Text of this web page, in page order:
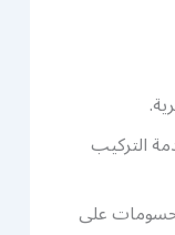
التركيب
على